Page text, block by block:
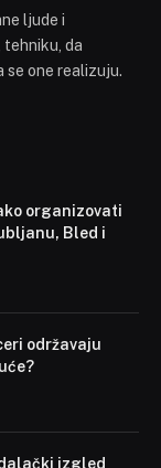
ljude i
tehniku, da
se one realizuju.
organizovati
Bled i
održavaju
izgled